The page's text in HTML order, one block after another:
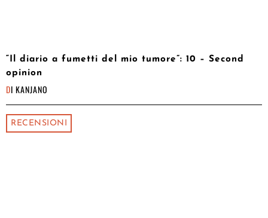
“Il diario a fumetti del mio tumore”: 10 – Second
opinion
DI KANJANO
RECENSIONI